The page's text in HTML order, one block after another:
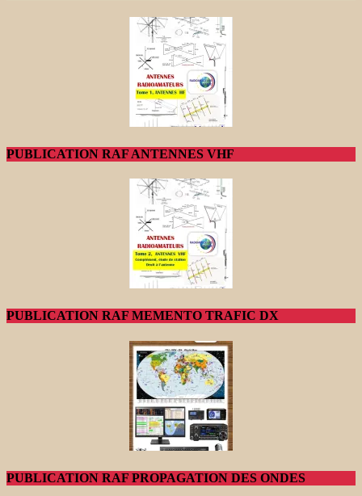
PUBLICATION RAF ANTENNES VHF
PUBLICATION RAF MEMENTO TRAFIC DX
PUBLICATION RAF PROPAGATION DES ONDES